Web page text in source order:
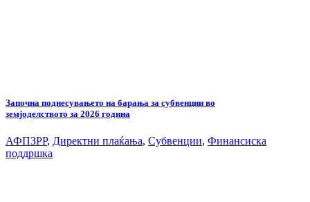
Започна поднесувањето на барања за субвенции во
земјоделството за 2026 година
АФПЗРР, Директни плаќања, Субвенции, Финансиска
поддршка